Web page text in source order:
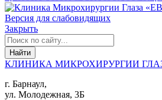
Версия для слабовидящих
Закрыть
КЛИНИКА МИКРОХИРУРГИИ
г. Барнаул,
ул. Молодежная, 3Б